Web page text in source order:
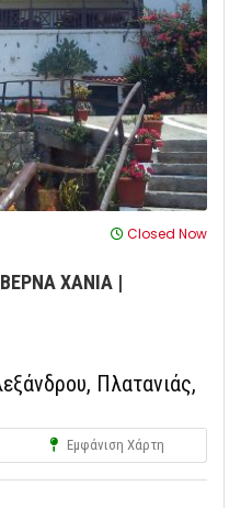
Closed Now
ΧΑΝΙΑ |
Πλατανιάς,
Εμφάνιση Χάρτη